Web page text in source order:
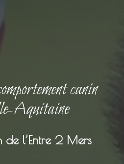
canin
Aquitaine
de l’Entre 2 Mers